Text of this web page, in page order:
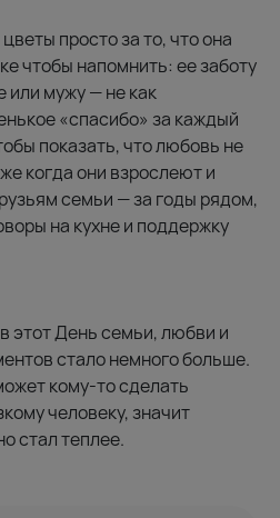
просто за то, что она
чтобы напомнить: ее заботу
или мужу — не как
«спасибо» за каждый
показать, что любовь не
когда они взрослеют и
семьи — за годы рядом,
на кухне и поддержку
этот День семьи, любви и
стало немного больше.
кому-то сделать
человеку, значит
стал теплее.